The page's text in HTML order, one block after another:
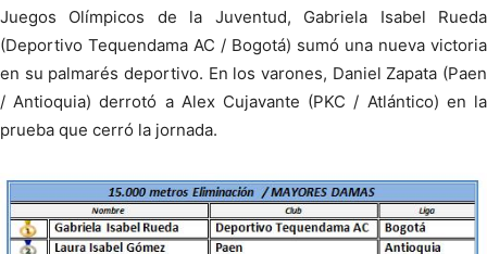
Juegos Olímpicos de la Juventud, Gabriela Isabel Rueda
(Deportivo Tequendama AC / Bogotá) sumó una nueva victoria
en su palmarés deportivo. En los varones, Daniel Zapata (Paen
/ Antioquia) derrotó a Alex Cujavante (PKC / Atlántico) en la
prueba que cerró la jornada.